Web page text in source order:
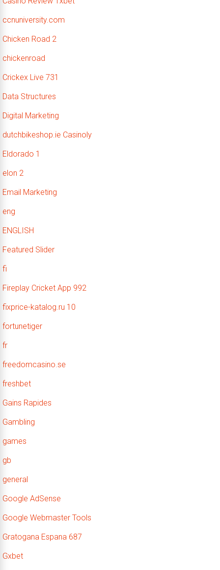
ccnuniversity.com
Chicken Road 2
chickenroad
Crickex Live 731
Data Structures
Digital Marketing
dutchbikeshop.ie Casinoly
Eldorado 1
elon 2
Email Marketing
eng
ENGLISH
Featured Slider
fi
Fireplay Cricket App 992
fixprice-katalog.ru 10
fortunetiger
fr
freedomcasino.se
freshbet
Gains Rapides
Gambling
games
gb
general
Google AdSense
Google Webmaster Tools
Gratogana Espana 687
Gxbet